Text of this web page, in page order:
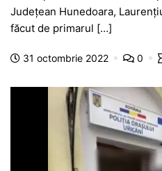
e
b
o
s
A
p
s
e
n
er
er
Județean Hunedoara,
făcut de primarul […]
31 octombrie 2022 0